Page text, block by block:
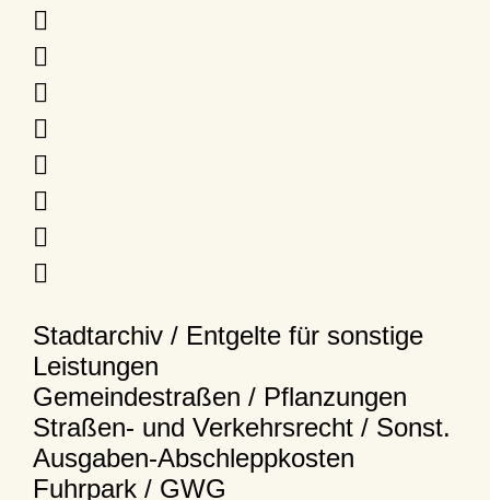








Stadtarchiv / Entgelte für sonstige
Leistungen
Gemeindestraßen / Pflanzungen
Straßen- und Verkehrsrecht / Sonst.
Ausgaben-Abschleppkosten
Fuhrpark / GWG